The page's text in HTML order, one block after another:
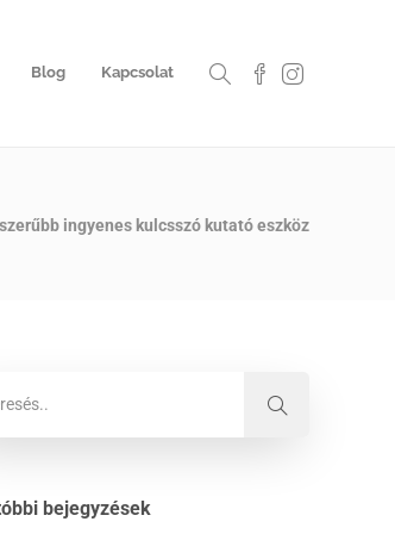
Blog Kapcsolat
ingyenes kulcsszó kutató eszköz
bejegyzések